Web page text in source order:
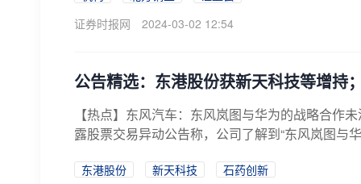
证券时报网
2024-03-02 12:54
公告精选：东港股份获新天科技等增持
【热点】东风汽车：东风岚图与华为的战略合作
露股票交易异动公告称，公司了解到“东风岚图与
东港股份 新天科技
石药创新